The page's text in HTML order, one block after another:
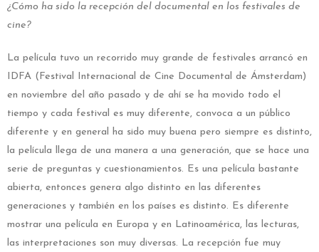
¿Cómo ha sido la recepción del documental en los festivales de
cine?
La película tuvo un recorrido muy grande de festivales arrancó en
IDFA (Festival Internacional de Cine Documental de Ámsterdam)
en noviembre del año pasado y de ahí se ha movido todo el
tiempo y cada festival es muy diferente, convoca a un público
diferente y en general ha sido muy buena pero siempre es distinto,
la película llega de una manera a una generación, que se hace una
serie de preguntas y cuestionamientos. Es una película bastante
abierta, entonces genera algo distinto en las diferentes
generaciones y también en los países es distinto. Es diferente
mostrar una película en Europa y en Latinoamérica, las lecturas,
las interpretaciones son muy diversas. La recepción fue muy